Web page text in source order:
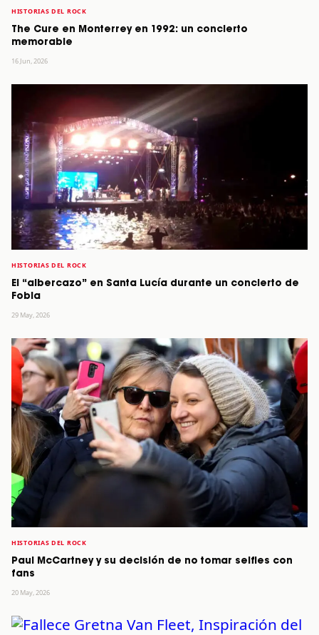
HISTORIAS DEL ROCK
The Cure en Monterrey en 1992: un concierto
memorable
16 Jun, 2026
HISTORIAS DEL ROCK
El “albercazo” en Santa Lucía durante un concierto de
Fobia
29 May, 2026
HISTORIAS DEL ROCK
Paul McCartney y su decisión de no tomar selfies con
fans
20 May, 2026